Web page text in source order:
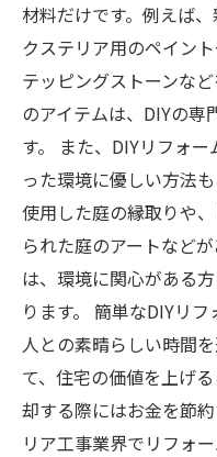
材料だけです。例えば
クステリア用のペイン
テッピングストーンな
のアイテムは、DIYの専
す。 また、DIYリフォ
った環境に優しい方法
使用した庭の縁取りや
られた庭のアートなど
は、環境に関心がある
ります。 簡単なDIYリ
人との素晴らしい時間
て、住宅の価値を上げ
却する際にはお金を節
リア工事業界でリフォ